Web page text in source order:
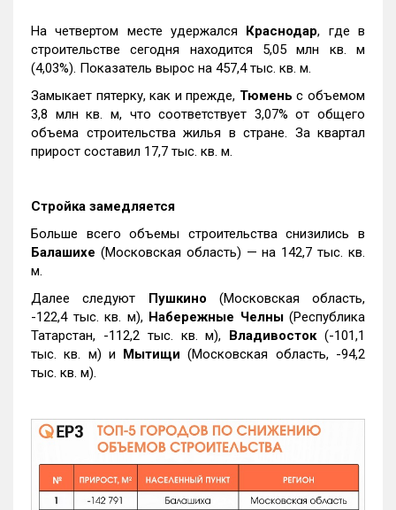
На четвертом месте удержался Краснодар, где в
строительстве сегодня находится 5,05 млн кв. м
(4,03%). Показатель вырос на 457,4 тыс. кв. м.
Замыкает пятерку, как и прежде, Тюмень с объемом
3,8 млн кв. м, что соответствует 3,07% от общего
объема строительства жилья в стране. За квартал
прирост составил 17,7 тыс. кв. м.
Стройка замедляется
Больше всего объемы строительства снизились в
Балашихе (Московская область) — на 142,7 тыс. кв.
м.
Далее следуют Пушкино (Московская область,
-122,4 тыс. кв. м), Набережные Челны(Республика
Татарстан, -112,2 тыс. кв. м), Владивосток(-101,1
тыс. кв. м) и Мытищи (Московская область, -94,2
тыс. кв. м).